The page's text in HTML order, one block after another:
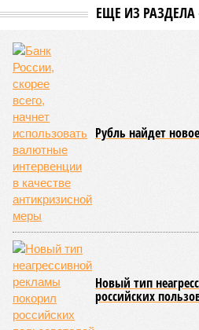
ЕЩЕ ИЗ РАЗДЕЛА
Рубль найдет
Новый тип
российских